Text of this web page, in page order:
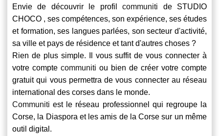
Envie de découvrir le profilcommuniti de STUDIO
CHOCO , ses compétences, son expérience, ses études
et formation, ses langues parlées, son secteur d'activité,
sa ville et pays de résidence et tant d'autres choses ?
Rien de plus simple. Il vous suffit de vous connecter à
votre compte communiti ou bien de créer votre compte
gratuit qui vous permettra de vous connecter au réseau
international des corses dans le monde.
Communiti est le réseau professionnel qui regroupe la
Corse, la Diaspora et les amis de la Corse sur un même
outil digital.